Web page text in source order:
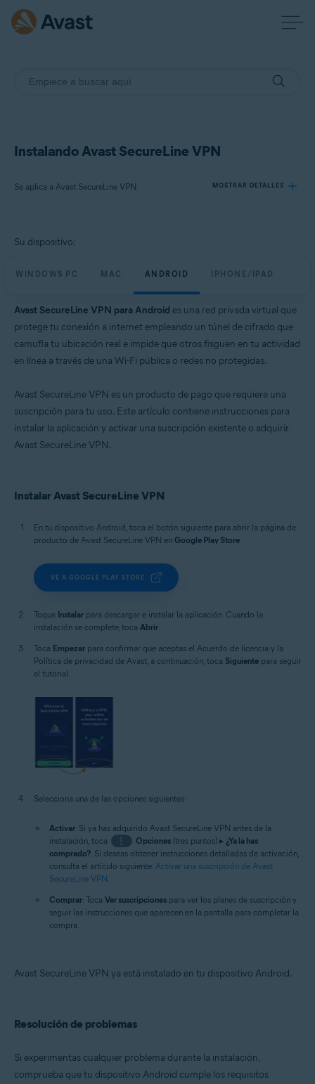
Instalando Avast SecureLine VPN
Se aplica a Avast SecureLine VPN MOSTRAR DETALLES
Productos:
Windows, macOS, Android, iOS
Su dispositivo:
WINDOWS PC MAC ANDROID IPHONE/IPAD
Avast SecureLine VPN para Android es una red privada virtual que
protege tu conexión a internet empleando un túnel de cifrado que
camufla tu ubicación real e impide que otros fisguen en tu actividad
en línea a través de una Wi-Fi pública o redes no protegidas.
Avast SecureLine VPN es un producto de pago que requiere una
suscripción para tu uso. Este artículo contiene instrucciones para
instalar la aplicación y activar una suscripción existente o adquirir
Avast SecureLine VPN.
Instalar Avast SecureLine VPN
En tu dispositivo Android, toca el botón siguiente para abrir la página de
producto de Avast SecureLine VPN en Google Play Store.
VE A GOOGLE PLAY STORE
Toque Instalar para descargar e instalar la aplicación. Cuando la
instalación se complete, toca Abrir.
Toca Empezar para confirmar que aceptas el Acuerdo de licencia y la
Política de privacidad de Avast; a continuación, toca Siguiente para seguir
el tutorial.
Selecciona una de las opciones siguientes:
Activar: Si ya has adquirido Avast SecureLine VPN antes de la
instalación, toca
⋮ Opciones(tres puntos) ▸ ¿Ya la has
comprado? . Si deseas obtener instrucciones detalladas de activación,
consulta el artículo siguiente: Activar una suscripción de Avast
SecureLine VPN
Comprar: Toca Ver suscripciones para ver los planes de suscripción y
seguir las instrucciones que aparecen en la pantalla para completar la
compra.
Avast SecureLine VPN ya está instalado en tu dispositivo Android.
Resolución de problemas
Si experimentas cualquier problema durante la instalación,
comprueba que tu dispositivo Android cumple los requisitos